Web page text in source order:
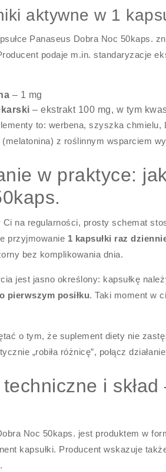
aktywne w 1
Panaseus Dobra Noc 50kaps.
podaje m.in. standaryzacje
– 1 mg
– ekstrakt 100 mg, w tym
to: werbena, szyszka
(melatonina) z roślinnym wsparciem
w praktyce:
na regularności, prosty schemat
przyjmowanie 1 kapsułki raz
bez komplikowania dnia.
jest jasno określony: kapsułkę
pierwszym posiłku. Taki moment w
o tym, że suplement diety nie
„robiła różnicę”, połącz
i
Noc 50kaps. jest produktem w
kapsułki. Producent wskazuje